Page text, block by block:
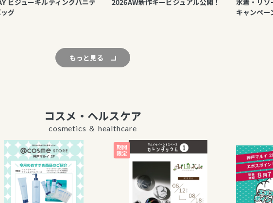
ーキルティングバニテ
2026AW新作キービジュアル公開！
水着・リゾートウ
キャンペーン
もっと見る
コスメ・ヘルスケア
cosmetics ＆ healthcare